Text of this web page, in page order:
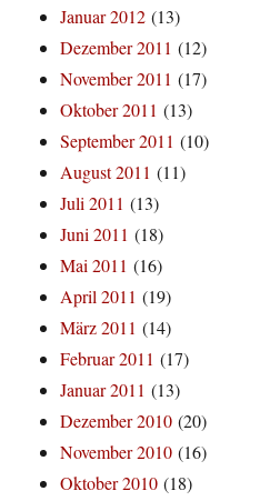
Januar 2012 (13)
Dezember 2011 (12)
November 2011 (17)
Oktober 2011 (13)
September 2011 (10)
August 2011 (11)
Juli 2011 (13)
Juni 2011 (18)
Mai 2011 (16)
April 2011 (19)
März 2011 (14)
Februar 2011 (17)
Januar 2011 (13)
Dezember 2010 (20)
November 2010 (16)
Oktober 2010 (18)